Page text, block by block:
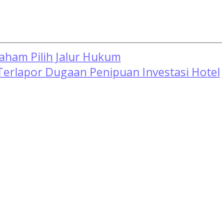
Pilih Jalur Hukum
Dugaan Penipuan Investasi Hotel